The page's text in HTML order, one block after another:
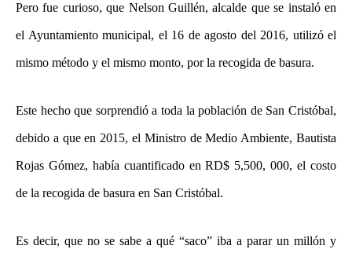
Pero fue curioso, que Nelson Guillén, alcalde que se instaló en
el Ayuntamiento municipal, el 16 de agosto del 2016, utilizó el
mismo método y el mismo monto, por la recogida de basura.
Este hecho que sorprendió a toda la población de San Cristóbal,
debido a que en 2015, el Ministro de Medio Ambiente, Bautista
Rojas Gómez, había cuantificado en RD$ 5,500, 000, el costo
de la recogida de basura en San Cristóbal.
Es decir, que no se sabe a qué “saco” iba a parar un millón y